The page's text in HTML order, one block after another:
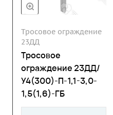
Тросовое ограждение
23ДД
Тросовое
ограждение 23ДД/
У4(300)-П-1,1-3,0-
1,5(1,6)-ГБ